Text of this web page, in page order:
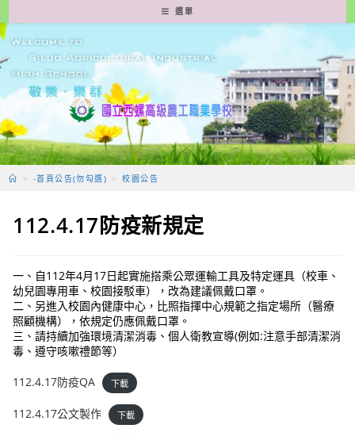
轉
至
要
容
選單
> -首頁公告(勿勾選) > 校園公告
112.4.17防疫新規定
一、自112年4月17日起實施搭乘公眾運輸工具及特定運具（校車、
幼兒園專用車、校園接駁車），改為建議佩戴口罩。
二、另進入校園內健康中心，比照指揮中心規範之指定場所（醫療
照顧機構），依規定仍應佩戴口罩。
三、請持續加強環境清潔消毒、個人衛教宣導(例如:注意手部清潔消
毒、遵守咳嗽禮節等）
112.4.17防疫QA 下載
112.4.17公文製作 下載